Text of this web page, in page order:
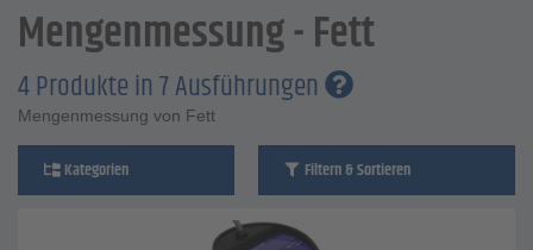
Mengenmessung - Fett
4 Produkte in 7 Ausführungen
Mengenmessung von Fett
Kategorien Filtern & Sortieren